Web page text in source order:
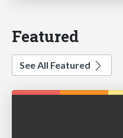
Featured
See All Featured